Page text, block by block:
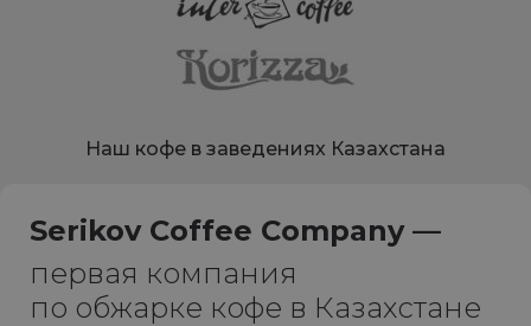
Наш кофе в заведениях Казахстана
Serikov Coffee Company —
первая компания
по обжарке кофе в Казахстане